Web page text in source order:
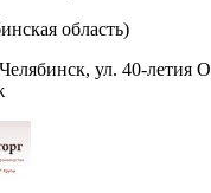
область)
ул. 40-летия